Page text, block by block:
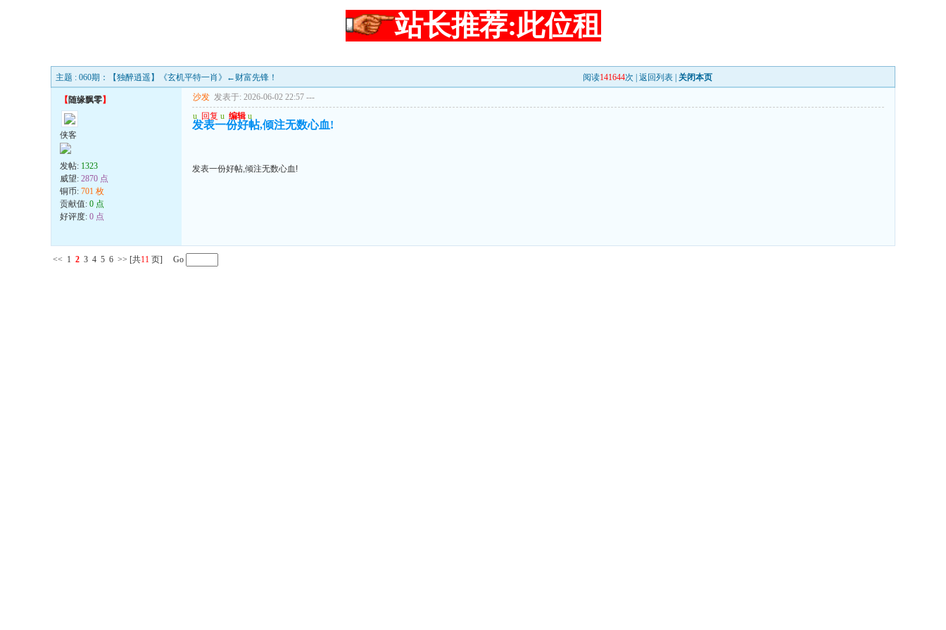
站长推荐:此位租
主题 : 060期：【独醉逍遥】《玄机平特一肖》←财富先锋！ 阅读141644次 | 返回列表 关闭本页
【 随缘飘零】
侠客
发帖: 1323
威望: 2870 点
铜币: 701 枚
贡献值: 0 点
好评度: 0 点
沙发 发表于: 2026-06-02 22:57 ---
u 回复 u 编辑 u
发表一份好帖,倾注无数心血!
发表一份好帖,倾注无数心血!
<< 1 2 3 4 5 6 >> [共11 页] Go